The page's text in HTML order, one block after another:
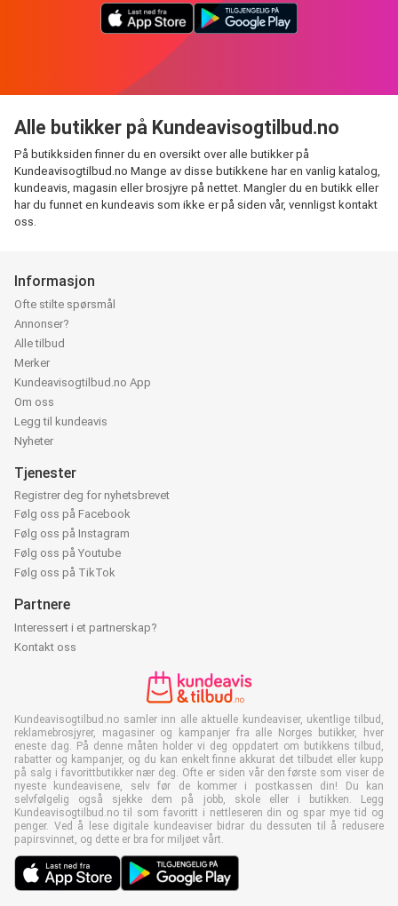
Alle butikker på Kundeavisogtilbud.no
På butikksiden finner du en oversikt over alle butikker på
Kundeavisogtilbud.no Mange av disse butikkene har en vanlig katalog,
kundeavis, magasin eller brosjyre på nettet. Mangler du en butikk eller
har du funnet en kundeavis som ikke er på siden vår, vennligst kontakt
oss.
Informasjon
Ofte stilte spørsmål
Annonser?
Alle tilbud
Merker
Kundeavisogtilbud.no App
Om oss
Legg til kundeavis
Nyheter
Tjenester
Registrer deg for nyhetsbrevet
Følg oss på Facebook
Følg oss på Instagram
Følg oss på Youtube
Følg oss på TikTok
Partnere
Interessert i et partnerskap?
Kontakt oss
Kundeavisogtilbud.no samler inn alle aktuelle kundeaviser, ukentlige tilbud,
reklamebrosjyrer, magasiner og kampanjer fra alle Norges butikker, hver
eneste dag. På denne måten holder vi deg oppdatert om butikkens tilbud,
rabatter og kampanjer, og du kan enkelt finne akkurat det tilbudet eller kupp
på salg i favorittbutikker nær deg. Ofte er siden vår den første som viser de
nyeste kundeavisene, selv før de kommer i postkassen din! Du kan
selvfølgelig også sjekke dem på jobb, skole eller i butikken. Legg
Kundeavisogtilbud.no til som favoritt i nettleseren din og spar mye tid og
penger. Ved å lese digitale kundeaviser bidrar du dessuten til å redusere
papirsvinnet, og dette er bra for miljøet vårt.